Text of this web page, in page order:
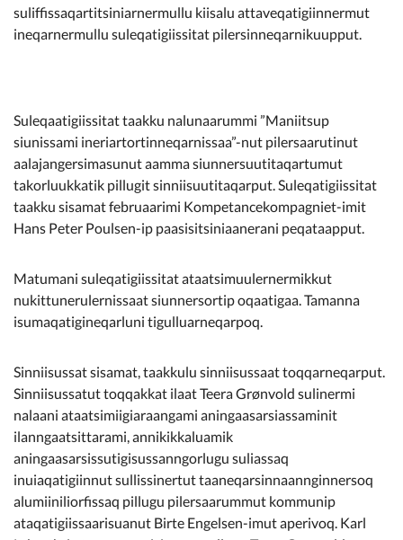
suliffissaqartitsiniarnermullu kiisalu attaveqatigiinnermut
ineqarnermullu suleqatigiissitat pilersinneqarnikuupput.
Suleqaatigiissitat taakku nalunaarummi ”Maniitsup
siunissami ineriartortinneqarnissaa”-nut pilersaarutinut
aalajangersimasunut aamma siunnersuutitaqartumut
takorluukkatik pillugit sinniisuutitaqarput. Suleqatigiissitat
taakku sisamat februaarimi Kompetancekompagniet-imit
Hans Peter Poulsen-ip paasisitsiniaanerani peqataapput.
Matumani suleqatigiissitat ataatsimuulernermikkut
nukittunerulernissaat siunnersortip oqaatigaa. Tamanna
isumaqatigineqarluni tigulluarneqarpoq.
Sinniisussat sisamat, taakkulu sinniisussaat toqqarneqarput.
Sinniisussatut toqqakkat ilaat Teera Grønvold sulinermi
nalaani ataatsimiigiaraangami aningaasarsiassaminit
ilanngaatsittarami, annikikkaluamik
aningaasarsissutigisussanngorlugu suliassaq
inuiaqatigiinnut sullissinertut taaneqarsinnaannginnersoq
alumiiniliorfissaq pillugu pilersaarummut kommunip
ataqatigiissaarisuanut Birte Engelsen-imut aperivoq. Karl